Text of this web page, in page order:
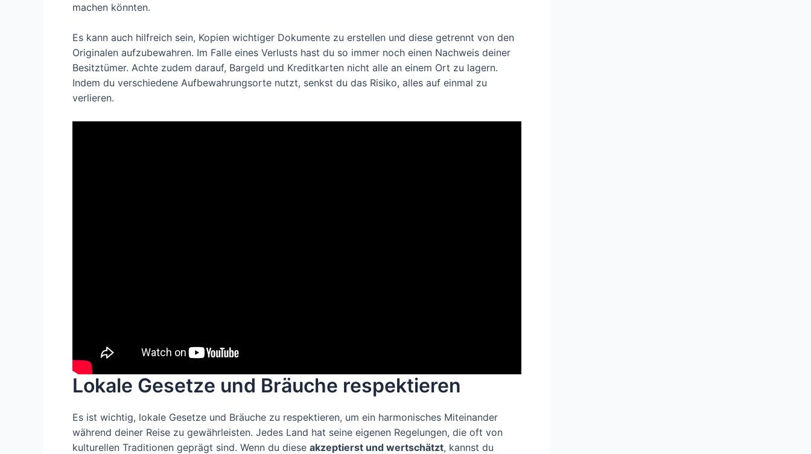
machen könnten.
Es kann auch hilfreich sein, Kopien wichtiger Dokumente zu erstellen und diese getrennt von den
Originalen aufzubewahren. Im Falle eines Verlusts hast du so immer noch einen Nachweis deiner
Besitztümer. Achte zudem darauf, Bargeld und Kreditkarten nicht alle an einem Ort zu lagern.
Indem du verschiedene Aufbewahrungsorte nutzt, senkst du das Risiko, alles auf einmal zu
verlieren.
Lokale Gesetze und Bräuche respektieren
Es ist wichtig, lokale Gesetze und Bräuche zu respektieren, um ein harmonisches Miteinander
während deiner Reise zu gewährleisten. Jedes Land hat seine eigenen Regelungen, die oft von
kulturellen Traditionen geprägt sind. Wenn du diese akzeptierst und wertschätzt, kannst du